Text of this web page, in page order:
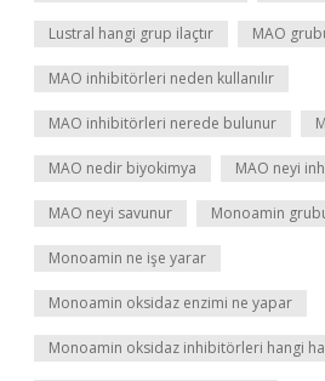
Lustral hangi grup ilaçtır MAO
MAO inhibitörleri neden kullanılır
MAO inhibitörleri nerede bulunur
MAO nedir biyokimya MAO neyi
MAO neyi savunur Monoamin
Monoamin ne işe yarar
Monoamin oksidaz enzimi ne yapar
Monoamin oksidaz inhibitörleri hangi